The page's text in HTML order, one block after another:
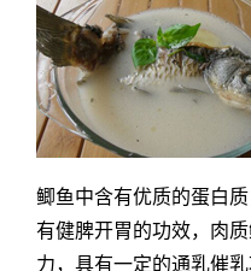
鲫鱼中含有优质的蛋白
有健脾开胃的功效，肉
力，具有一定的通乳催